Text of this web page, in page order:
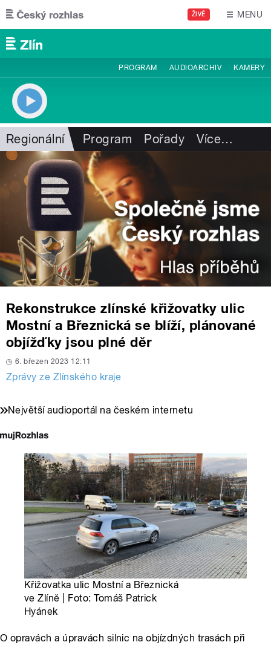
Přejít k hlavnímu obsahu
ŽIVĚ MENU
PROGRAM AUDIOARCHIV KAMERY
Regionální Program Pořady Více…
Rekonstrukce zlínské křižovatky ulic
Mostní a Březnická se blíží, plánované
objížďky jsou plné děr
6. březen 2023 12:11
Zprávy ze Zlínského kraje
Největší audioportál na českém internetu
Křižovatka ulic Mostní a Březnická
ve Zlíně | Foto: Tomáš Patrick
Hyánek
O opravách a úpravách silnic na objízdných trasách při